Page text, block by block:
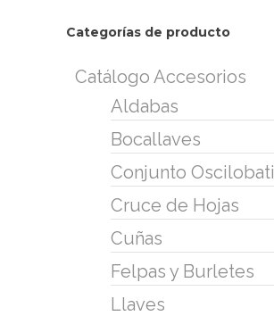
Categorías de producto
Catálogo Accesorios
Aldabas
Bocallaves
Conjunto
Cruce de Hojas
Cuñas
Felpas y Burletes
Llaves